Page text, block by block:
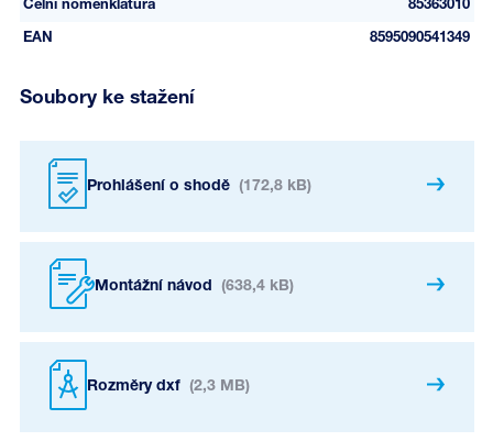
Celní nomenklatura 85363010
EAN 8595090541349
Soubory ke stažení
Prohlášení o shodě (172,8 kB)
Montážní návod (638,4 kB)
Rozměry dxf (2,3 MB)